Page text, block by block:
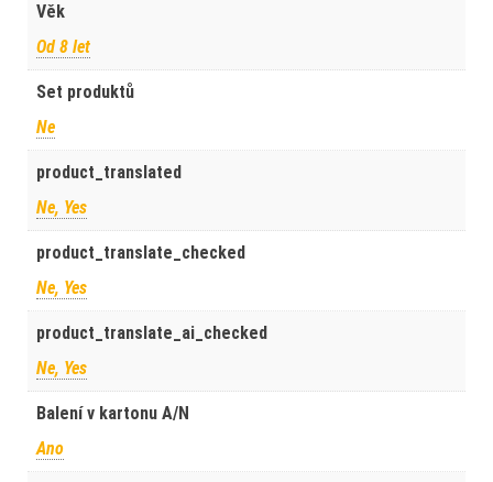
Věk
Od 8 let
Set produktů
Ne
product_translated
Ne, Yes
product_translate_checked
Ne, Yes
product_translate_ai_checked
Ne, Yes
Balení v kartonu A/N
Ano